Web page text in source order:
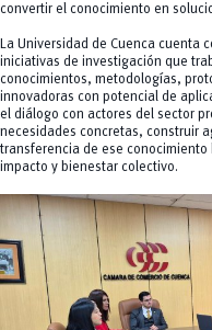
convertir el conocimiento en
La Universidad de Cuenca
iniciativas de investigación que
conocimientos, metodologías,
innovadoras con potencial de
el diálogo con actores del sector
necesidades concretas, construir
transferencia de ese
impacto y bienestar colectivo.